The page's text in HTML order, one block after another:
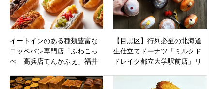
イートインのある種類豊富な
コッペパン専門店「ふわこっ
ぺ 高浜店てんかふぇ」福井
プン
【目黒区】行列必至の北海道
生仕立てドーナツ「ミルクド
ドレイク都立大学駅前店」リ